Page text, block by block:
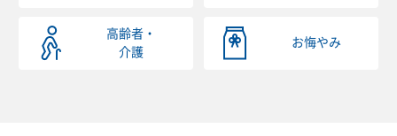
高齢者・
介護
お悔やみ